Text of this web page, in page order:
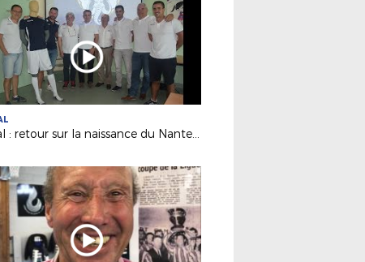
Futsal : retour sur la naissance du Nantes Métropole Futsal (D1)